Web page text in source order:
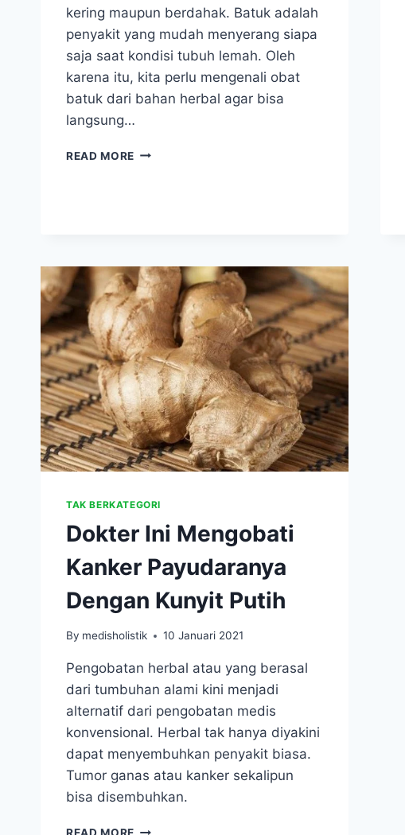
kering maupun berdahak. Batuk adalah
penyakit yang mudah menyerang siapa
saja saat kondisi tubuh lemah. Oleh
karena itu, kita perlu mengenali obat
batuk dari bahan herbal agar bisa
langsung…
READ MORE 10
BATUK
BERDAHAK
DAN
KERING
TAK BERKATEGORI
Dokter Ini Mengobati
Kanker Payudaranya
Dengan Kunyit Putih
By medisholistik 10 Januari 2021
Pengobatan herbal atau yang berasal
dari tumbuhan alami kini menjadi
alternatif dari pengobatan medis
konvensional. Herbal tak hanya diyakini
dapat menyembuhkan penyakit biasa.
Tumor ganas atau kanker sekalipun
bisa disembuhkan.
DOKTER